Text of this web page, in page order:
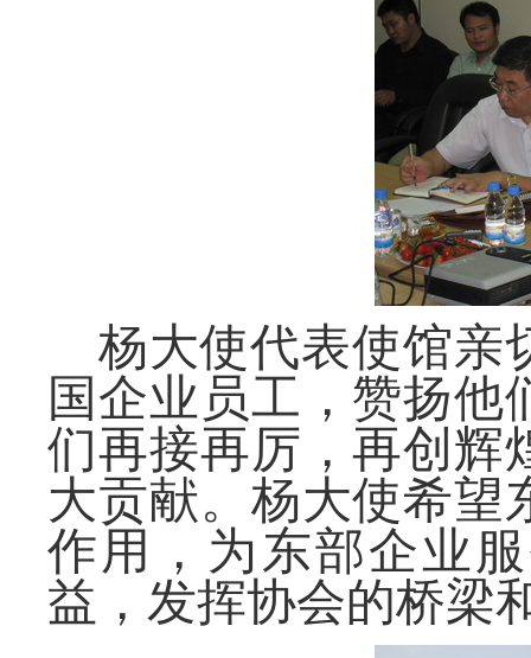
杨大使代表使馆亲
国企业员工，赞扬他
们再接再厉，再创辉
大贡献。杨大使希望
作用，为东部企业
益，发挥协会的桥梁